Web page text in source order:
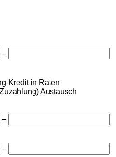
–
Kredit in Raten
Austausch
–
–